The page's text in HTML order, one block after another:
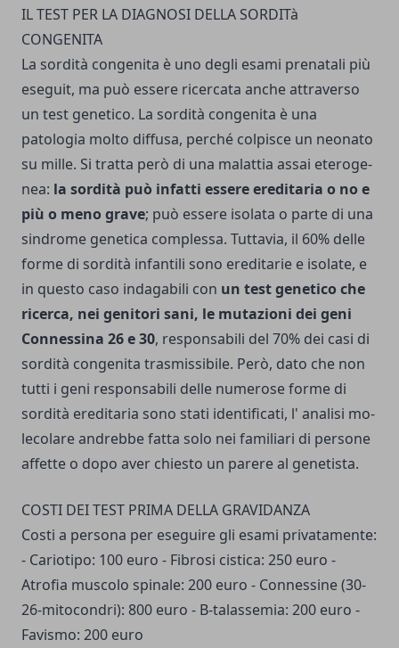
IL TEST PER LA DIAGNOSI DELLA SORDITà
CONGENITA
La sordità congenita è uno degli esami prenatali più
eseguit, ma può essere ricercata anche at­traverso
un test genetico. La sordità congenita è una
patologia molto diffusa, perché colpisce un neonato
su mille. Si tratta però di una malattia assai eteroge­
nea: la sordità può infatti essere ereditaria o no e
più o meno grave; può essere isolata o parte di una
sindrome genetica complessa. Tuttavia, il 60% delle
forme di sor­dità infantili sono ereditarie e isolate, e
in questo caso indagabili con un test genetico che
ricerca, nei genitori sani, le mutazioni dei geni
Connessina 26 e 30, responsabili del 70% dei casi di
sordità congenita trasmissibile. Però, dato che non
tutti i geni responsabili delle numerose forme di
sordità ereditaria sono stati identificati, l' analisi mo­
lecolare andrebbe fatta solo nei familiari di persone
affette o dopo aver chiesto un parere al genetista.
COSTI DEI TEST PRIMA DELLA GRAVIDANZA
Costi a persona per ese­guire gli esami privatamente:
- Cariotipo: 100 euro - Fibrosi cistica: 250 euro -
Atrofia muscolo spinale: 200 euro - Connessine (30-
26-mitocondri): 800 euro - B-talassemia: 200 euro -
Favismo: 200 euro